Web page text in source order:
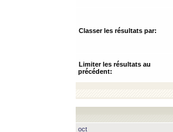
Classer les résultats par:
Limiter les résultats au
précédent:
oct